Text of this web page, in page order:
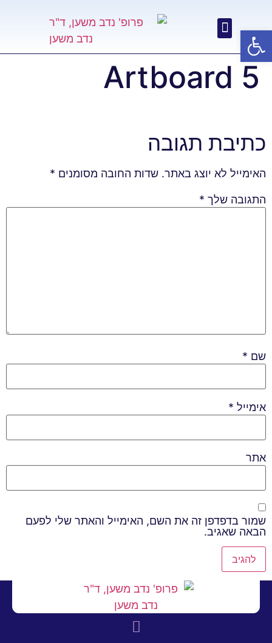
פתח סרגל נגישות
Artboard 5
כתיבת תגובה
האימייל לא יוצג באתר. שדות החובה מסומנים *
התגובה שלך *
שם *
אימייל *
אתר
שמור בדפדפן זה את השם, האימייל והאתר שלי לפעם
הבאה שאגיב.